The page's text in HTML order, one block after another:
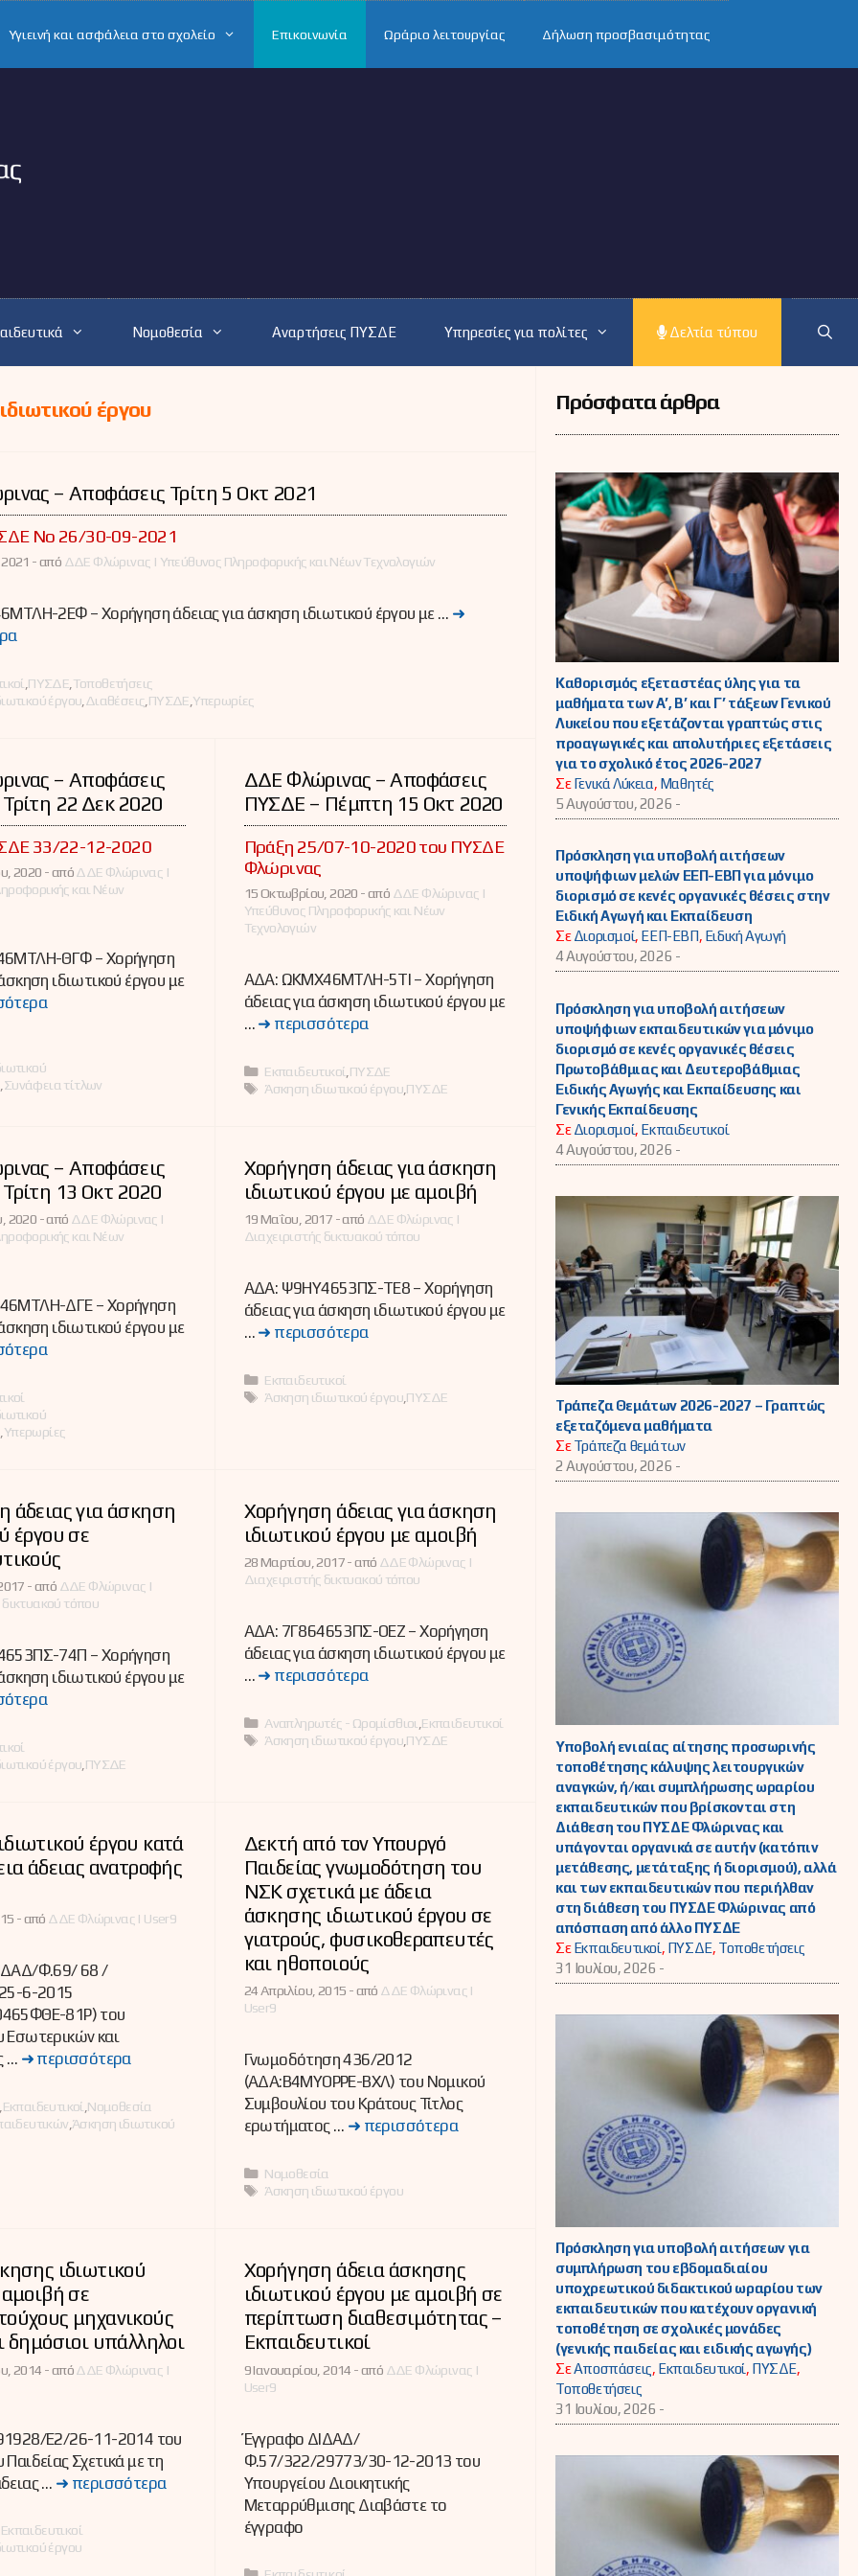
Υγιεινή και ασφάλεια στο σχολείο Επικοινωνία Ωράριο λειτουργίας Δήλωση προσβασιμότητας
Νομοθεσία Αναρτήσεις ΠΥΣΔΕ Υπηρεσίες για πολίτες Δελτία τύπου
έργου
– Αποφάσεις Τρίτη 5 Οκτ 2021
Νο 26/30-09-2021
-από ΔΔΕ Φλώρινας | Υπεύθυνος Πληροφορικής και Νέων Τεχνολογιών
2ΕΦ – Χορήγηση άδειας για άσκηση ιδιωτικού έργου με … ➜
ΠΥΣΔΕ Τοποθετήσεις
έργου Διαθέσεις ΠΥΣΔΕ Υπερωρίες
– Αποφάσεις
22 Δεκ 2020
33/22-12-2020
2020 -απόΔΔΕ Φλώρινας |
και Νέων
ΘΓΦ – Χορήγηση
ιδιωτικού έργου με
Συνάφεια τίτλων
ΔΔΕ Φλώρινας – Αποφάσεις
ΠΥΣΔΕ – Πέμπτη 15 Οκτ 2020
Πράξη 25/07-10-2020 του ΠΥΣΔΕ
Φλώρινας
15 Οκτωβρίου, 2020 -από ΔΔΕ Φλώρινας |
Υπεύθυνος Πληροφορικής και Νέων
Τεχνολογιών
ΑΔΑ: ΩΚΜΧ46ΜΤΛΗ-5ΤΙ – Χορήγηση
άδειας για άσκηση ιδιωτικού έργου με
… ➜ περισσότερα
Κατηγορίες
Εκπαιδευτικοί ΠΥΣΔΕ
Ετικέτες
Άσκηση ιδιωτικού έργου, ΠΥΣΔΕ
– Αποφάσεις
13 Οκτ 2020
2020 -από ΔΔΕ Φλώρινας |
και Νέων
ΔΓΕ – Χορήγηση
ιδιωτικού έργου με
Υπερωρίες
Χορήγηση άδειας για άσκηση
ιδιωτικού έργου με αμοιβή
19 Μαΐου, 2017 -από ΔΔΕ Φλώρινας |
Διαχειριστής δικτυακού τόπου
ΑΔΑ: Ψ9ΗΥ4653ΠΣ-ΤΕ8 – Χορήγηση
άδειας για άσκηση ιδιωτικού έργου με
… ➜ περισσότερα
Κατηγορίες
Εκπαιδευτικοί
Ετικέτες
Άσκηση ιδιωτικού έργου, ΠΥΣΔΕ
άδειας για άσκηση
έργου σε
-από ΔΔΕ Φλώρινας |
δικτυακού τόπου
74Π – Χορήγηση
ιδιωτικού έργου με
έργου ΠΥΣΔΕ
Χορήγηση άδειας για άσκηση
ιδιωτικού έργου με αμοιβή
28 Μαρτίου, 2017 -από ΔΔΕ Φλώρινας |
Διαχειριστής δικτυακού τόπου
ΑΔΑ: 7Γ864653ΠΣ-ΟΕΖ – Χορήγηση
άδειας για άσκηση ιδιωτικού έργου με
… ➜ περισσότερα
Κατηγορίες
Αναπληρωτές - Ωρομίσθιοι Εκπαιδευτικοί
Ετικέτες
Άσκηση ιδιωτικού έργου, ΠΥΣΔΕ
έργου κατά
άδειας ανατροφής
-από ΔΔΕ Φλώρινας | User9
Φ.69/ 68 /
6-2015
81Ρ) του
Εσωτερικών και
… ➜ περισσότερα
Εκπαιδευτικοί Νομοθεσία
Άσκηση ιδιωτικού
Δεκτή από τον Υπουργό
Παιδείας γνωμοδότηση του
ΝΣΚ σχετικά με άδεια
άσκησης ιδιωτικού έργου σε
γιατρούς, φυσικοθεραπευτές
και ηθοποιούς
24 Απριλίου, 2015 -από ΔΔΕ Φλώρινας |
User9
Γνωμοδότηση 436/2012
(ΑΔΑ:Β4ΜΥΟΡΡΕ-ΒΧΛ) του Νομικού
Συμβουλίου του Κράτους Τίτλος
ερωτήματος … ➜ περισσότερα
Κατηγορίες
Νομοθεσία
Ετικέτες
Άσκηση ιδιωτικού έργου
ιδιωτικού
σε
μηχανικούς
δημόσιοι υπάλληλοι
2014 -απόΔΔΕ Φλώρινας |
Ε2/26-11-2014 του
Σχετικά με τη
… ➜ περισσότερα
Εκπαιδευτικοί
έργου
Χορήγηση άδεια άσκησης
ιδιωτικού έργου με αμοιβή σε
περίπτωση διαθεσιμότητας –
Εκπαιδευτικοί
9 Ιανουαρίου, 2014 -από ΔΔΕ Φλώρινας |
User9
Έγγραφο ΔΙΔΑΔ/
Φ.57/322/29773/30-12-2013 του
Υπουργείου Διοικητικής
Μεταρρύθμισης Διαβάστε το
έγγραφο
Πρόσφατα άρθρα
Καθορισμός εξεταστέας ύλης για τα
μαθήματα των Α’, Β’ και Γ’ τάξεων Γενικού
Λυκείου που εξετάζονται γραπτώς στις
προαγωγικές και απολυτήριες εξετάσεις
για το σχολικό έτος 2026-2027
ΣεΓενικά Λύκεια, Μαθητές
5 Αυγούστου, 2026 -
Πρόσκληση για υποβολή αιτήσεων
υποψήφιων μελών ΕΕΠ-ΕΒΠ για μόνιμο
διορισμό σε κενές οργανικές θέσεις στην
Ειδική Αγωγή και Εκπαίδευση
ΣεΔιορισμοί, ΕΕΠ-ΕΒΠ, Ειδική Αγωγή
4 Αυγούστου, 2026 -
Πρόσκληση για υποβολή αιτήσεων
υποψήφιων εκπαιδευτικών για μόνιμο
διορισμό σε κενές οργανικές θέσεις
Πρωτοβάθμιας και Δευτεροβάθμιας
Ειδικής Αγωγής και Εκπαίδευσης και
Γενικής Εκπαίδευσης
ΣεΔιορισμοί, Εκπαιδευτικοί
4 Αυγούστου, 2026 -
Τράπεζα Θεμάτων 2026-2027 – Γραπτώς
εξεταζόμενα μαθήματα
ΣεΤράπεζα θεμάτων
2 Αυγούστου, 2026 -
Υποβολή ενιαίας αίτησης προσωρινής
τοποθέτησης κάλυψης λειτουργικών
αναγκών, ή/και συμπλήρωσης ωραρίου
εκπαιδευτικών που βρίσκονται στη
Διάθεση του ΠΥΣΔΕ Φλώρινας και
υπάγονται οργανικά σε αυτήν (κατόπιν
μετάθεσης, μετάταξης ή διορισμού), αλλά
και των εκπαιδευτικών που περιήλθαν
στη διάθεση του ΠΥΣΔΕ Φλώρινας από
απόσπαση από άλλο ΠΥΣΔΕ
ΣεΕκπαιδευτικοί, ΠΥΣΔΕ, Τοποθετήσεις
31 Ιουλίου, 2026 -
Πρόσκληση για υποβολή αιτήσεων για
συμπλήρωση του εβδομαδιαίου
υποχρεωτικού διδακτικού ωραρίου των
εκπαιδευτικών που κατέχουν οργανική
τοποθέτηση σε σχολικές μονάδες
(γενικής παιδείας και ειδικής αγωγής)
ΣεΑποσπάσεις, Εκπαιδευτικοί, ΠΥΣΔΕ,
Τοποθετήσεις
31 Ιουλίου, 2026 -